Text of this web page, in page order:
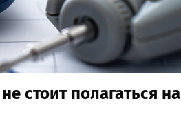
стоит полагаться на